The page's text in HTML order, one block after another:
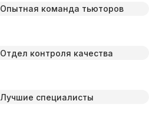
Опытная команда тьюторов
Отдел контроля качества
Лучшие специалисты